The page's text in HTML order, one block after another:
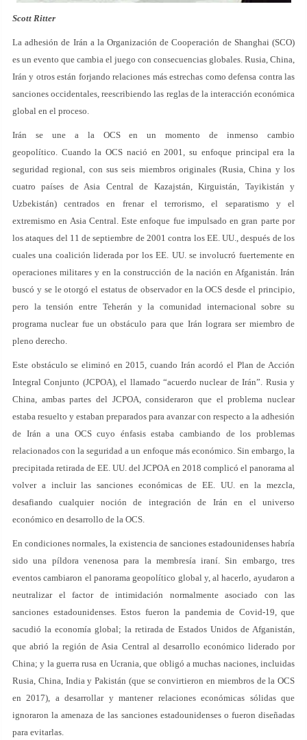
Scott Ritter
La adhesión de Irán a la Organización de Cooperación de Shanghai (SCO)
es un evento que cambia el juego con consecuencias globales. Rusia, China,
Irán y otros están forjando relaciones más estrechas como defensa contra las
sanciones occidentales, reescribiendo las reglas de la interacción económica
global en el proceso.
Irán se une a la OCS en un momento de inmenso cambio
geopolítico. Cuando la OCS nació en 2001, su enfoque principal era la
seguridad regional, con sus seis miembros originales (Rusia, China y los
cuatro países de Asia Central de Kazajstán, Kirguistán, Tayikistán y
Uzbekistán) centrados en frenar el terrorismo, el separatismo y el
extremismo en Asia Central. Este enfoque fue impulsado en gran parte por
los ataques del 11 de septiembre de 2001 contra los EE. UU., después de los
cuales una coalición liderada por los EE. UU. se involucró fuertemente en
operaciones militares y en la construcción de la nación en Afganistán. Irán
buscó y se le otorgó el estatus de observador en la OCS desde el principio,
pero la tensión entre Teherán y la comunidad internacional sobre su
programa nuclear fue un obstáculo para que Irán lograra ser miembro de
pleno derecho.
Este obstáculo se eliminó en 2015, cuando Irán acordó el Plan de Acción
Integral Conjunto (JCPOA), el llamado “acuerdo nuclear de Irán”. Rusia y
China, ambas partes del JCPOA, consideraron que el problema nuclear
estaba resuelto y estaban preparados para avanzar con respecto a la adhesión
de Irán a una OCS cuyo énfasis estaba cambiando de los problemas
relacionados con la seguridad a un enfoque más económico. Sin embargo, la
precipitada retirada de EE. UU. del JCPOA en 2018 complicó el panorama al
volver a incluir las sanciones económicas de EE. UU. en la mezcla,
desafiando cualquier noción de integración de Irán en el universo
económico en desarrollo de la OCS.
En condiciones normales, la existencia de sanciones estadounidenses habría
sido una píldora venenosa para la membresía iraní. Sin embargo, tres
eventos cambiaron el panorama geopolítico global y, al hacerlo, ayudaron a
neutralizar el factor de intimidación normalmente asociado con las
sanciones estadounidenses. Estos fueron la pandemia de Covid-19, que
sacudió la economía global; la retirada de Estados Unidos de Afganistán,
que abrió la región de Asia Central al desarrollo económico liderado por
China; y la guerra rusa en Ucrania, que obligó a muchas naciones, incluidas
Rusia, China, India y Pakistán (que se convirtieron en miembros de la OCS
en 2017), a desarrollar y mantener relaciones económicas sólidas que
ignoraron la amenaza de las sanciones estadounidenses o fueron diseñadas
para evitarlas.